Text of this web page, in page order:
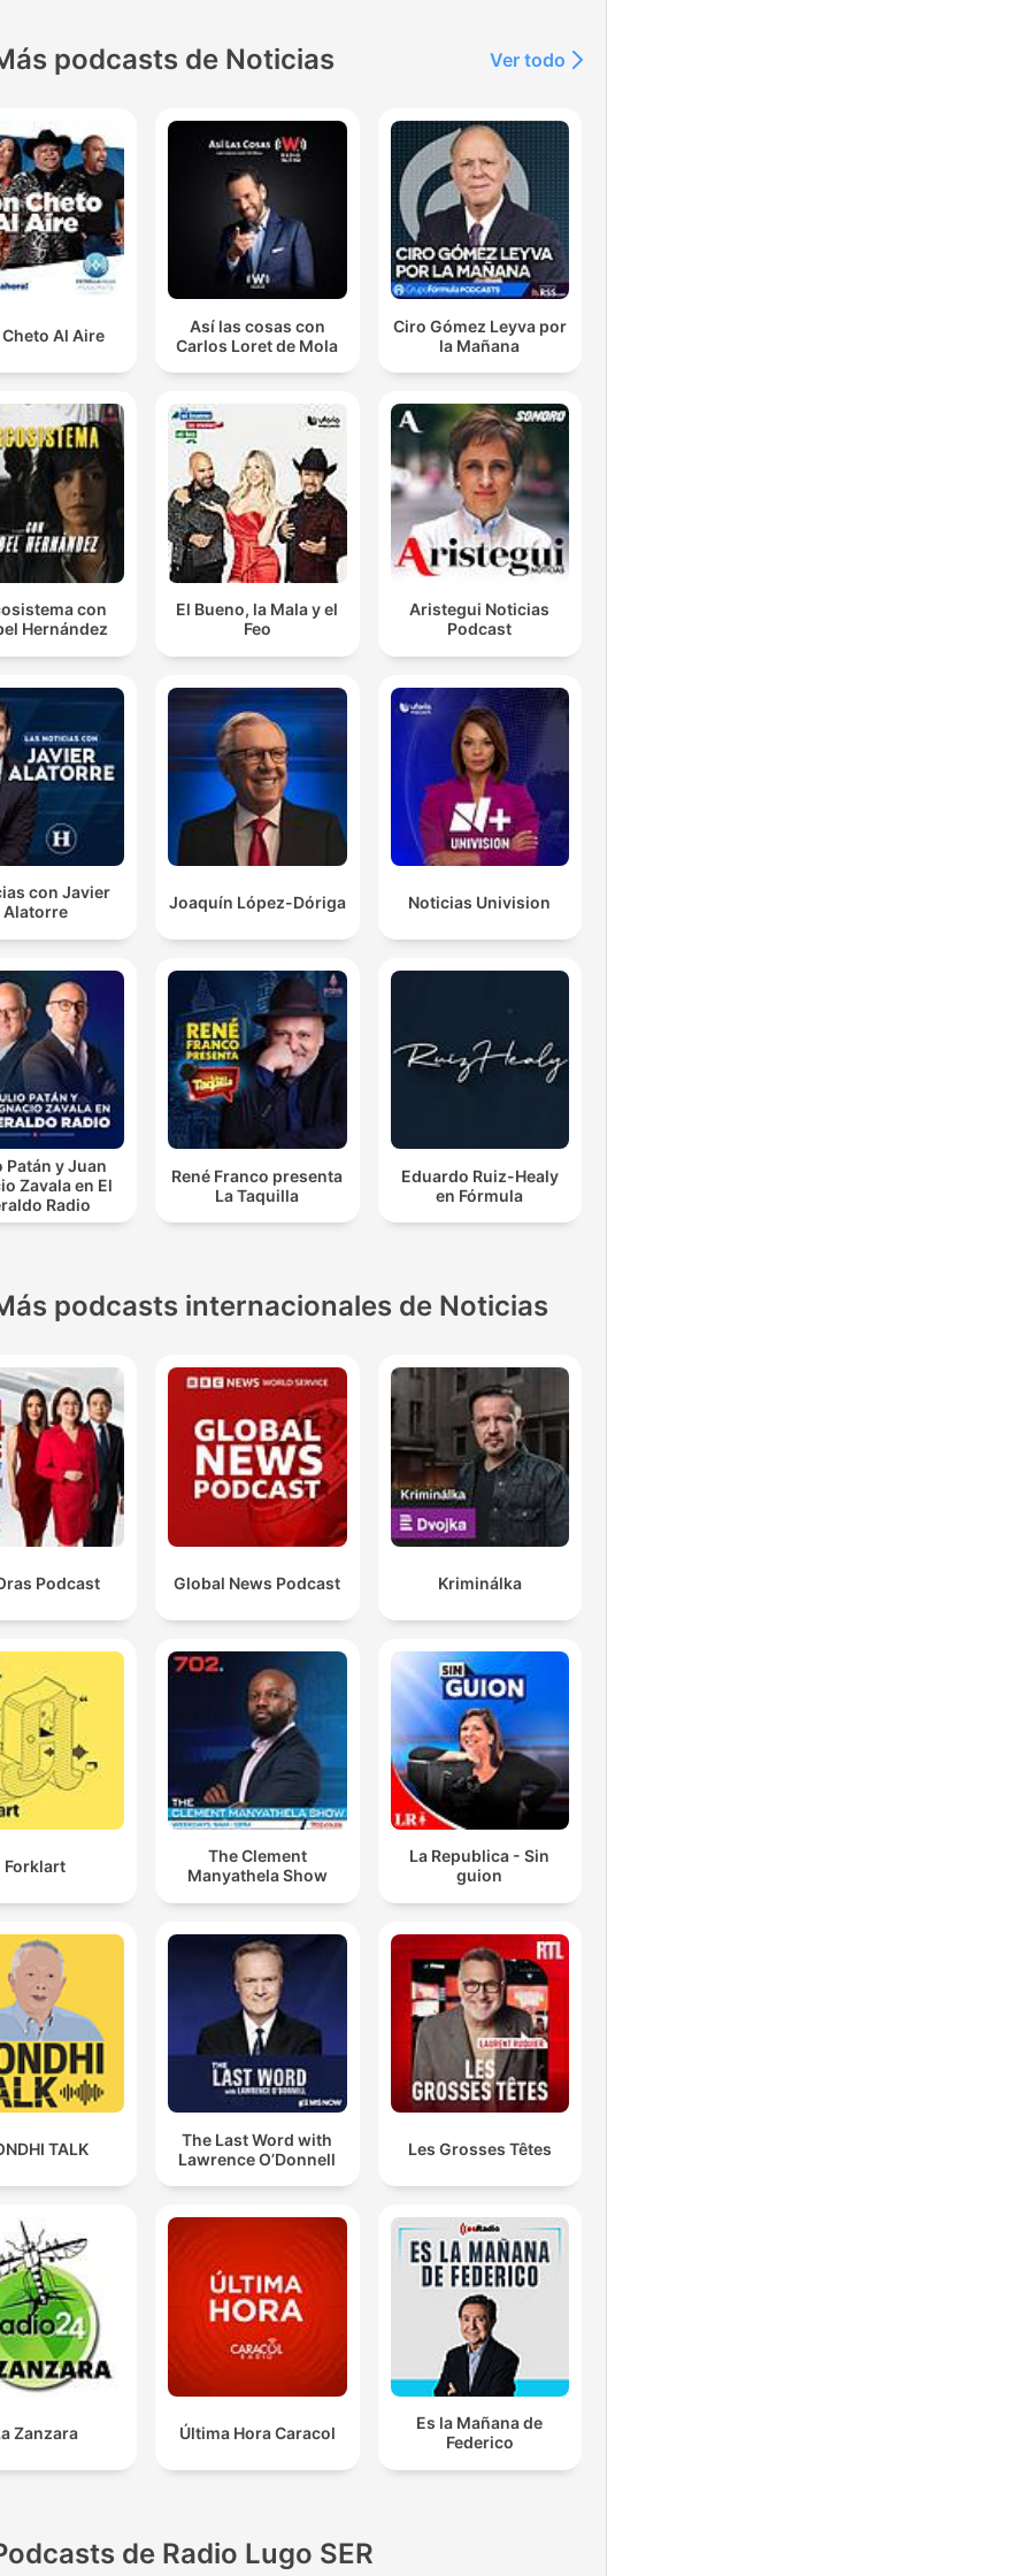
podcasts de Noticias Ver todo
Al Aire
Así las cosas con
Carlos Loret de Mola
Ciro Gómez Leyva por
la Mañana
con
Hernández
El Bueno, la Mala y el
Feo
Aristegui Noticias
Podcast
con Javier
Alatorre
Joaquín López-Dóriga Noticias Univision
Patán y Juan
Zavala en El
Radio
René Franco presenta
La Taquilla
Eduardo Ruiz-Healy
en Fórmula
podcasts internacionales de Noticias
Podcast Global News Podcast Kriminálka
Forklart
The Clement
Manyathela Show
La Republica - Sin
guion
TALK
The Last Word with
Lawrence O’Donnell
Les Grosses Têtes
Zanzara Última Hora Caracol
Es la Mañana de
Federico
de Radio Lugo SER